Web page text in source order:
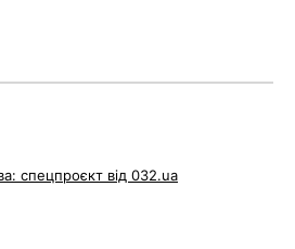
спецпроєкт від 032.ua